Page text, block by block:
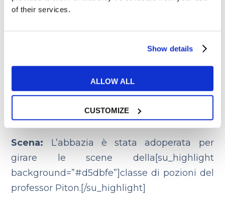
of their services.
Show details
ALLOW ALL
CUSTOMIZE
Harry in Inghilterra
Lacock Abbey
Harry Potter e la Stanza dei Segreti
Scena: L’abbazia è stata adoperata per
girare le scene della[su_highlight
background=”#d5dbfe”]classe di pozioni del
professor Piton.[/su_highlight]